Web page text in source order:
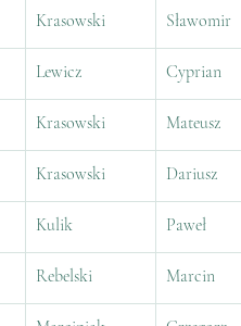
Krasowski Sławomir
Lewicz Cyprian
Krasowski Mateusz
Krasowski Dariusz
Kulik Paweł
Rebelski Marcin